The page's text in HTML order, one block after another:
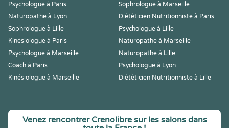
Psychologue à Paris
Sophrologue à Marseille
Naturopathe à Lyon
Diététicien Nutritionniste à Paris
Sophrologue à Lille
Psychologue à Lille
Kinésiologue à Paris
Naturopathe à Marseille
Psychologue à Marseille
Naturopathe à Lille
Coach à Paris
Psychologue à Lyon
Kinésiologue à Marseille
Diététicien Nutritionniste à Lille
Venez rencontrer Crenolibre sur les salons dans